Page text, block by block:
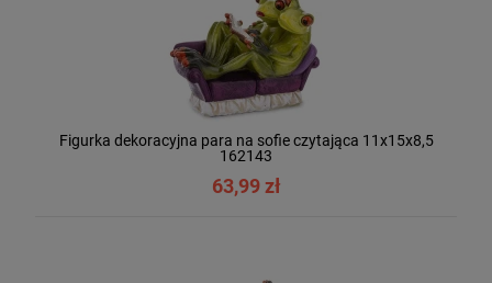
Figurka dekoracyjna para na sofie czytająca 11x15x8,5
162143
63,99 zł